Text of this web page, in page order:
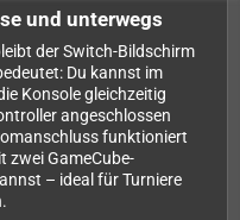
und unterwegs
der Switch-Bildschirm
Du kannst im
Konsole gleichzeitig
angeschlossen
funktioniert
zwei GameCube-
– ideal für Turniere